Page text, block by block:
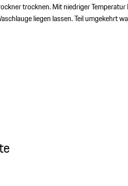
trocknen. Mit niedriger
liegen lassen. Teil umgekehrt